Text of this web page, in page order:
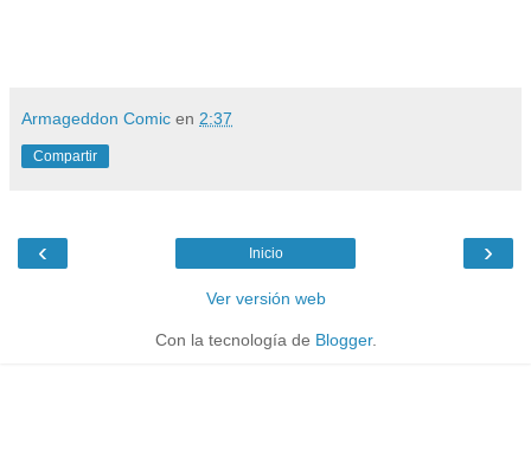
Armageddon Comic en 2:37
Compartir
‹ ›
Inicio
Ver versión web
Con la tecnología de Blogger.